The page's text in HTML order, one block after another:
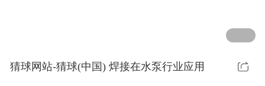
新能源汽车零配件激光焊接机
礼品定制
猜球网站-猜球(中国) 焊接在水泵行业应用